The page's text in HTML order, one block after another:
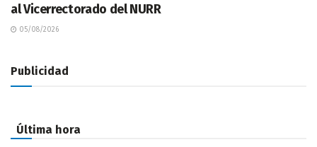
al Vicerrectorado del NURR
05/08/2026
Publicidad
Última hora